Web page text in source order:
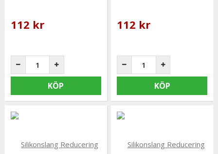
112 kr
KÖP
112 kr
KÖP